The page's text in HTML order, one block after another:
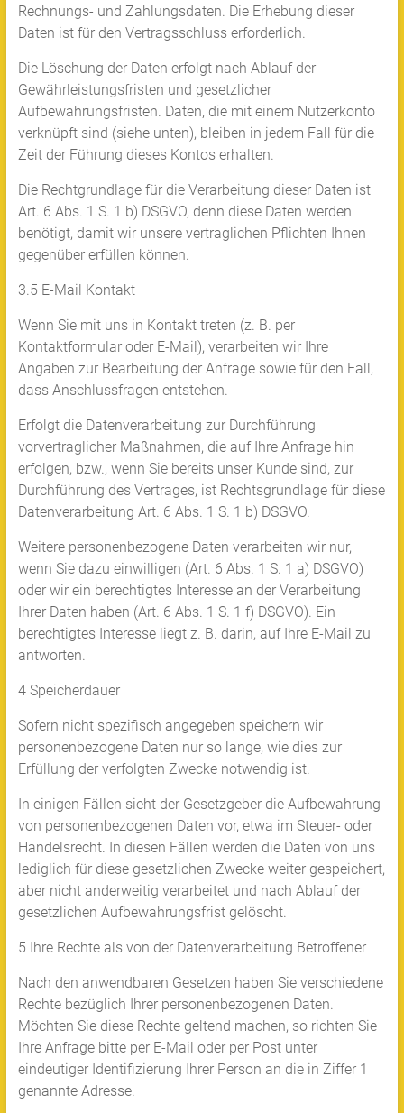
Rechnungs- und Zahlungsdaten. Die Erhebung dieser
Daten ist für den Vertragsschluss erforderlich.
Die Löschung der Daten erfolgt nach Ablauf der
Gewährleistungsfristen und gesetzlicher
Aufbewahrungsfristen. Daten, die mit einem Nutzerkonto
verknüpft sind (siehe unten), bleiben in jedem Fall für die
Zeit der Führung dieses Kontos erhalten.
Die Rechtgrundlage für die Verarbeitung dieser Daten ist
Art. 6 Abs. 1 S. 1 b) DSGVO, denn diese Daten werden
benötigt, damit wir unsere vertraglichen Pflichten Ihnen
gegenüber erfüllen können.
3.5 E-Mail Kontakt
Wenn Sie mit uns in Kontakt treten (z. B. per
Kontaktformular oder E-Mail), verarbeiten wir Ihre
Angaben zur Bearbeitung der Anfrage sowie für den Fall,
dass Anschlussfragen entstehen.
Erfolgt die Datenverarbeitung zur Durchführung
vorvertraglicher Maßnahmen, die auf Ihre Anfrage hin
erfolgen, bzw., wenn Sie bereits unser Kunde sind, zur
Durchführung des Vertrages, ist Rechtsgrundlage für diese
Datenverarbeitung Art. 6 Abs. 1 S. 1 b) DSGVO.
Weitere personenbezogene Daten verarbeiten wir nur,
wenn Sie dazu einwilligen (Art. 6 Abs. 1 S. 1 a) DSGVO)
oder wir ein berechtigtes Interesse an der Verarbeitung
Ihrer Daten haben (Art. 6 Abs. 1 S. 1 f) DSGVO). Ein
berechtigtes Interesse liegt z. B. darin, auf Ihre E-Mail zu
antworten.
4 Speicherdauer
Sofern nicht spezifisch angegeben speichern wir
personenbezogene Daten nur so lange, wie dies zur
Erfüllung der verfolgten Zwecke notwendig ist.
In einigen Fällen sieht der Gesetzgeber die Aufbewahrung
von personenbezogenen Daten vor, etwa im Steuer- oder
Handelsrecht. In diesen Fällen werden die Daten von uns
lediglich für diese gesetzlichen Zwecke weiter gespeichert,
aber nicht anderweitig verarbeitet und nach Ablauf der
gesetzlichen Aufbewahrungsfrist gelöscht.
5 Ihre Rechte als von der Datenverarbeitung Betroffener
Nach den anwendbaren Gesetzen haben Sie verschiedene
Rechte bezüglich Ihrer personenbezogenen Daten.
Möchten Sie diese Rechte geltend machen, so richten Sie
Ihre Anfrage bitte per E-Mail oder per Post unter
eindeutiger Identifizierung Ihrer Person an die in Ziffer 1
genannte Adresse.